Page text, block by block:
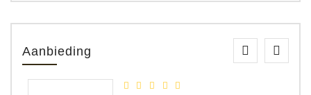
Aanbieding